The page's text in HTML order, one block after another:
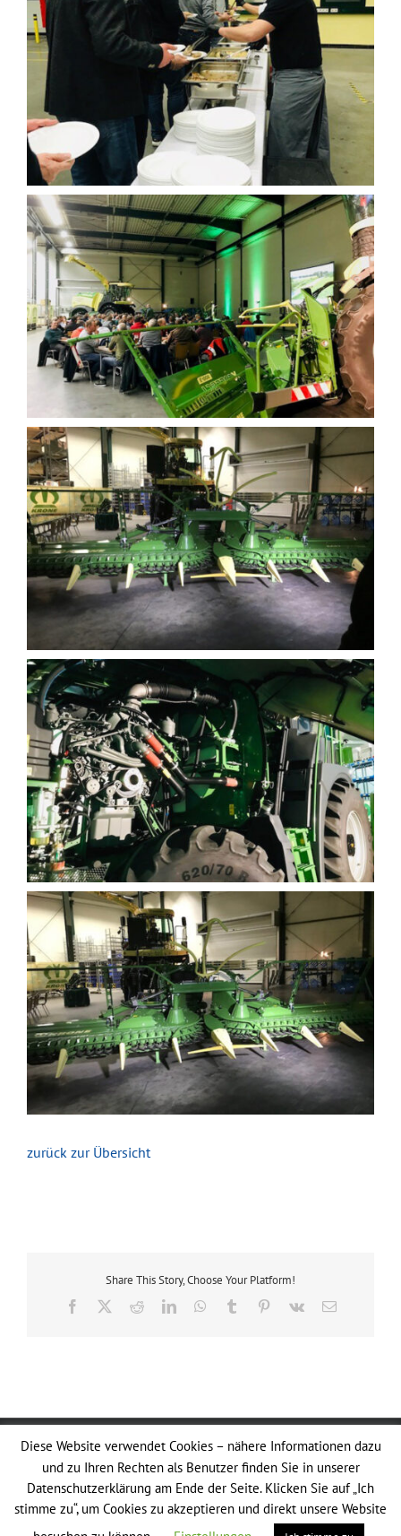
zurück zur Übersicht
Share This Story, Choose Your Platform!
Facebook RedditLinkedInWhatsApp
Tumblr Pinterest
Vk
E-
AgriPark | Alustraße 1 | 83527 Kirchdorf |Datenschutz|
Impressum|AGB
Diese Website verwendet Cookies – nähere Informationen dazu
und zu Ihren Rechten als Benutzer finden Sie in unserer
Datenschutzerklärung am Ende der Seite. Klicken Sie auf „Ich
stimme zu“, um Cookies zu akzeptieren und direkt unsere Website